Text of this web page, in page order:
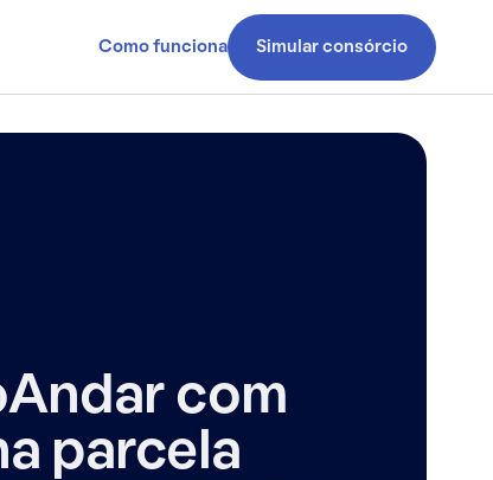
Como funciona Simular consórcio
com
parcela